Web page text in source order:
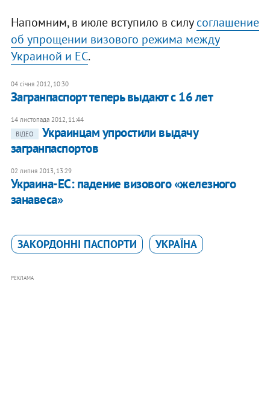
Напомним, в июле вступило в силусоглашение
об упрощении визового режима между
Украиной и ЕС.
04 січня 2012, 10:30
Загранпаспорт теперь выдают с 16 лет
14 листопада 2012, 11:44
ВІДЕО
Украинцам упростили выдачу
загранпаспортов
02 липня 2013, 13:29
Украина-ЕС: падение визового «железного
занавеса»
ЗАКОРДОННІ ПАСПОРТИ УКРАЇНА
РЕКЛАМА